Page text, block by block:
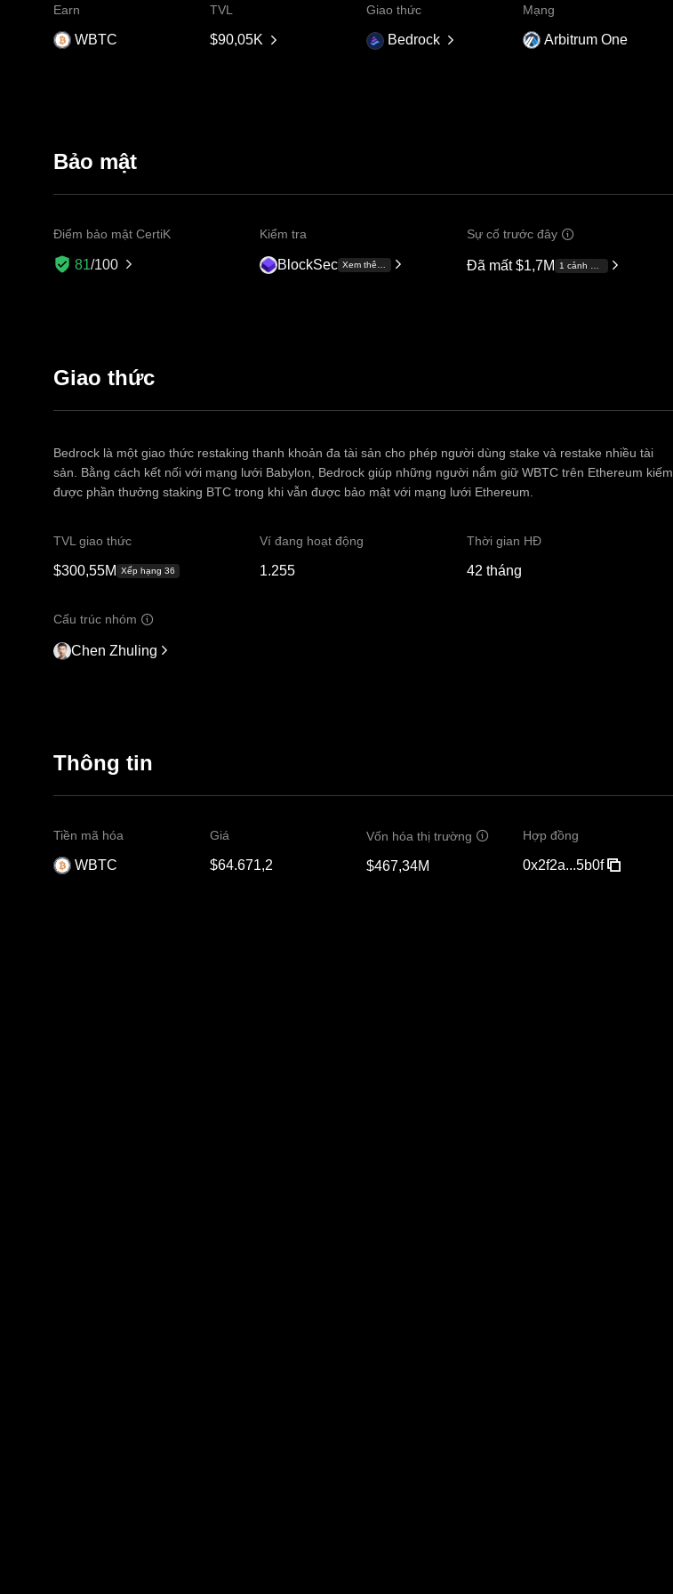
Earn
WBTC
TVL
$90,05K
Giao thức
Bedrock
Mạng
Arbitrum One
Bảo mật
Điểm bảo mật CertiK
81/100
Kiểm tra
BlockSec Xem thêm +4
Sự cố trước đây
Đã mất$1,7M 1 cảnh báo
Giao thức
Bedrock là một giao thức restaking thanh khoản đa tài sản cho phép người dùng stake và restake nhiều tài
sản. Bằng cách kết nối với mạng lưới Babylon, Bedrock giúp những người nắm giữ WBTC trên Ethereum kiếm
được phần thưởng staking BTC trong khi vẫn được bảo mật với mạng lưới Ethereum.
TVL giao thức
$300,55M Xếp hạng 36
Ví đang hoạt động
1.255
Thời gian HĐ
42 tháng
Cấu trúc nhóm
Chen Zhuling
Thông tin
Tiền mã hóa
WBTC
Giá
$64.671,2
Vốn hóa thị trường
$467,34M
Hợp đồng
0x2f2a...5b0f